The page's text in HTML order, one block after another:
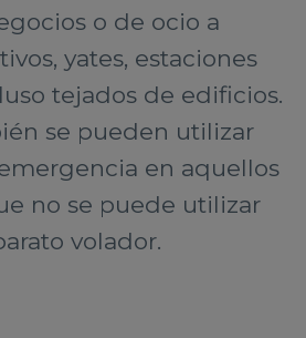
o de ocio a
yates, estaciones
tejados de edificios.
se pueden utilizar
en aquellos
no se puede utilizar
volador.